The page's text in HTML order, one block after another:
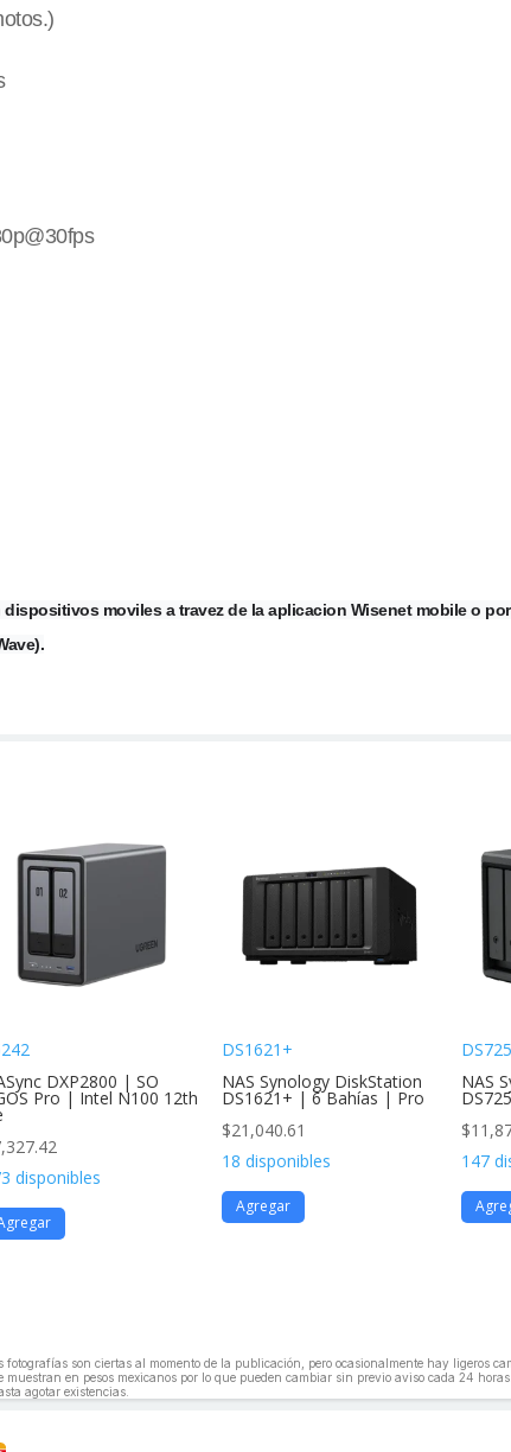
moviles a travez de la aplicacion Wisenet mobile o
DXP2800 | SO
Pro | Intel N100 12th
disponibles
DS1621+
NAS Synology DiskStation
DS1621+ | 6 Bahías | Pro
$21,040.61
18 disponibles
Agregar
NAS
$
147
son ciertas al momento de la publicación, pero ocasionalmente hay ligeros
en pesos mexicanos por lo que pueden cambiar sin previo aviso cada 24 horas.
agotar existencias.